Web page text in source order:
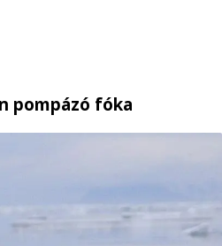
pompázó fóka